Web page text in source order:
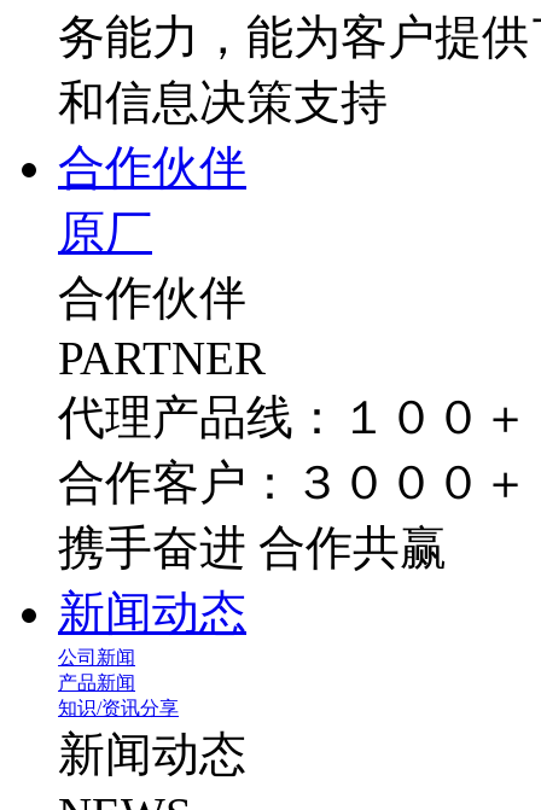
务能力，能为客户提
和信息决策支持
合作伙伴
原厂
合作伙伴
PARTNER
代理产品线：１００＋
合作客户：３０００＋
携手奋进 合作共赢
新闻动态
公司新闻
产品新闻
知识/资讯分享
新闻动态